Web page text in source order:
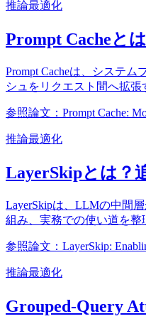
推論最適化
Prompt Cacheと
Prompt Cacheは、システ
シュをリクエスト間へ拡張
参照論文：Prompt Cache:
推論最適化
LayerSkipとは？
LayerSkipは、LLMの中間
組み、実務での使い道を整
参照論文：LayerSkip:
推論最適化
Grouped-Query